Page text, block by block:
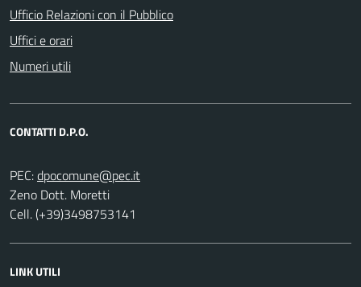
Ufficio Relazioni con il Pubblico
Uffici e orari
Numeri utili
CONTATTI D.P.O.
PEC:
Zeno Dott. Moretti
Cell. (+39)3498753141
LINK UTILI